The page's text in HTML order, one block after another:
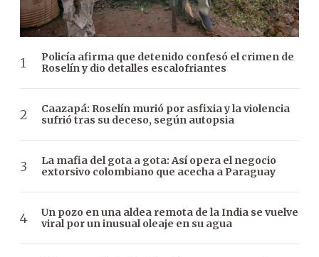
Policía afirma que detenido confesó el crimen de
Roselín y dio detalles escalofriantes
Caazapá: Roselín murió por asfixia y la violencia
sufrió tras su deceso, según autopsia
La mafia del gota a gota: Así opera el negocio
extorsivo colombiano que acecha a Paraguay
Un pozo en una aldea remota de la India se vuelve
viral por un inusual oleaje en su agua